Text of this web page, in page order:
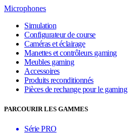
Microphones
Simulation
Configurateur de course
Caméras et éclairage
Manettes et contrôleurs gaming
Meubles gaming
Accessoires
Produits reconditionnés
Pièces de rechange pour le gaming
PARCOURIR LES GAMMES
Série PRO